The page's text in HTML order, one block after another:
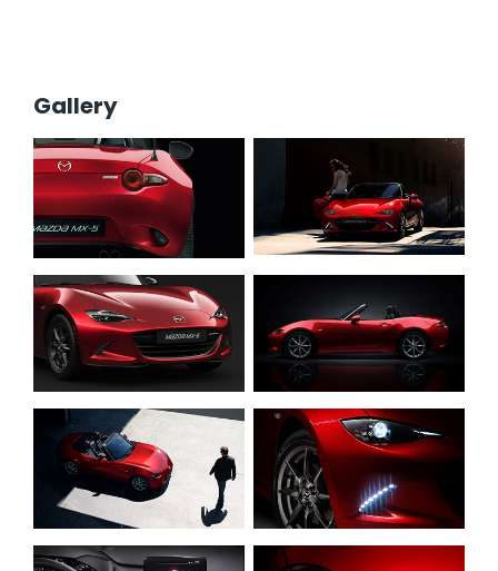
Gallery